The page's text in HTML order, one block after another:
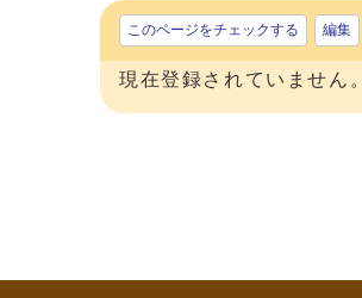
このページをチェックする 編集
現在登録されていません。